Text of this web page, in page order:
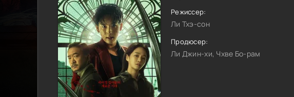
Режиссер:
Ли Тхэ-сон
Продюсер:
Ли Джин-хи, Чхве Бо-рам